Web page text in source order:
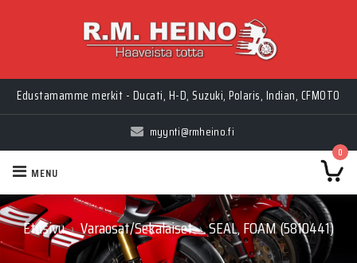
Edustamamme merkit - Ducati, H-D, Suzuki, Polaris, Indian, CFMOTO
myynti@rmheino.fi
0
MENU
Etusivu › Varaosat/Sekalaiset › SEAL, FOAM (5810441)